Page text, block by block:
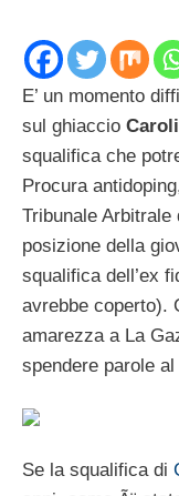
E’ un momento
sul ghiaccio
squalifica che
Procura
Tribunale
posizione della
squalifica dell’ex
avrebbe coperto).
amarezza a La
spendere parole
Se la squalifica di